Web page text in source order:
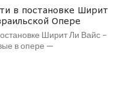
в постановке Ширит
Опере
Ширит Ли Вайс –
в опере —